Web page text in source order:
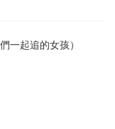
一起追的女孩）